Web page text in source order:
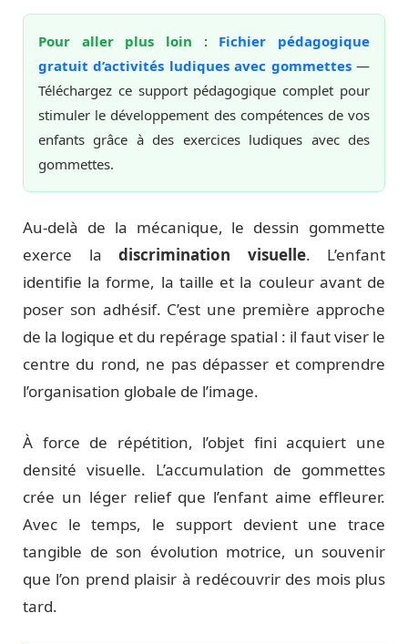
Pour aller plus loin : Fichier pédagogique
gratuit d’activités ludiques avec gommettes—
Téléchargez ce support pédagogique complet pour
stimuler le développement des compétences de vos
enfants grâce à des exercices ludiques avec des
gommettes.
Au-delà de la mécanique, le dessin gommette
exerce la discrimination visuelle. L’enfant
identifie la forme, la taille et la couleur avant de
poser son adhésif. C’est une première approche
de la logique et du repérage spatial : il faut viser le
centre du rond, ne pas dépasser et comprendre
l’organisation globale de l’image.
À force de répétition, l’objet fini acquiert une
densité visuelle. L’accumulation de gommettes
crée un léger relief que l’enfant aime effleurer.
Avec le temps, le support devient une trace
tangible de son évolution motrice, un souvenir
que l’on prend plaisir à redécouvrir des mois plus
tard.